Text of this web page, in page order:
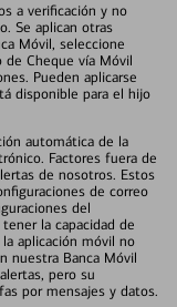
a verificación y no
Se aplican otras
Móvil, seleccione
de Cheque vía Móvil
Pueden aplicarse
disponible para el hijo
automática de la
Factores fuera de
de nosotros. Estos
de correo
del
la capacidad de
aplicación móvil no
nuestra Banca Móvil
pero su
por mensajes y datos.